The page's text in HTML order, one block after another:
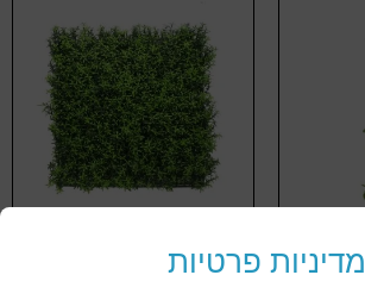
מדיניות פרטיות50/50 ס"מ